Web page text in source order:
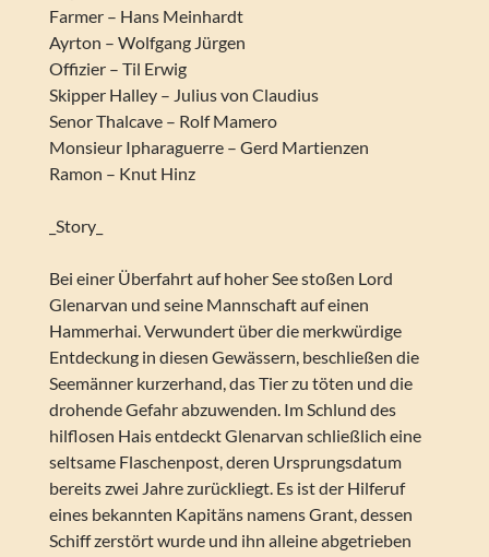
Farmer – Hans Meinhardt
Ayrton – Wolfgang Jürgen
Offizier – Til Erwig
Skipper Halley – Julius von Claudius
Senor Thalcave – Rolf Mamero
Monsieur Ipharaguerre – Gerd Martienzen
Ramon – Knut Hinz
_Story_
Bei einer Überfahrt auf hoher See stoßen Lord
Glenarvan und seine Mannschaft auf einen
Hammerhai. Verwundert über die merkwürdige
Entdeckung in diesen Gewässern, beschließen die
Seemänner kurzerhand, das Tier zu töten und die
drohende Gefahr abzuwenden. Im Schlund des
hilflosen Hais entdeckt Glenarvan schließlich eine
seltsame Flaschenpost, deren Ursprungsdatum
bereits zwei Jahre zurückliegt. Es ist der Hilferuf
eines bekannten Kapitäns namens Grant, dessen
Schiff zerstört wurde und ihn alleine abgetrieben